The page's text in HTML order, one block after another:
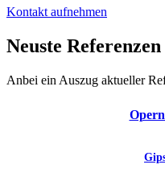
Kontakt aufnehmen
Neuste Referenzen
Anbei ein Auszug aktueller